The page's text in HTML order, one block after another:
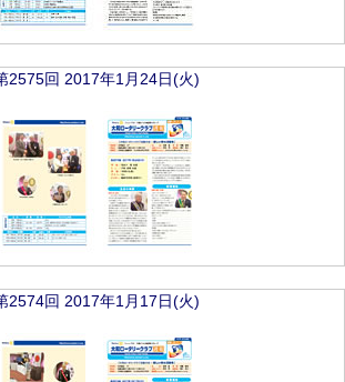
2575回 2017年1月24日(火)
2574回 2017年1月17日(火)